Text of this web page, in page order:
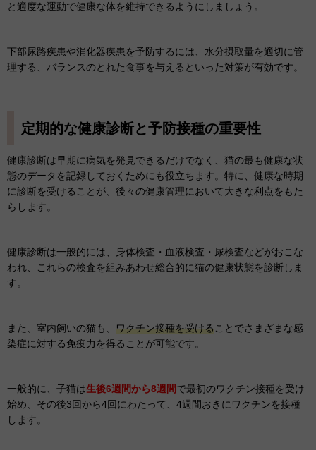
と適度な運動で健康な体を維持できるようにしましょう。
下部尿路疾患や消化器疾患を予防するには、水分摂取量を適切に管
理する、バランスのとれた食事を与えるといった対策が有効です。
定期的な健康診断と予防接種の重要性
健康診断は早期に病気を発見できるだけでなく、猫の最も健康な状
態のデータを記録しておくためにも役立ちます。特に、健康な時期
に診断を受けることが、後々の健康管理において大きな利点をもた
らします。
健康診断は一般的には、身体検査・血液検査・尿検査などがおこな
われ、これらの検査を組みあわせ総合的に猫の健康状態を診断しま
す。
また、室内飼いの猫も、 ワクチン接種を受けることでさまざまな感
染症に対する免疫力を得ることが可能です。
一般的に、子猫は生後6週間から8週間で最初のワクチン接種を受け
始め、その後3回から4回にわたって、4週間おきにワクチンを接種
します。